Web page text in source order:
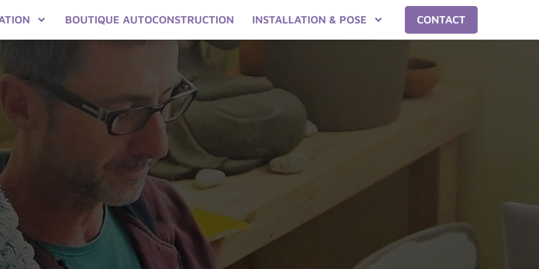
BOUTIQUE AUTOCONSTRUCTION INSTALLATION & POSE CONTACT